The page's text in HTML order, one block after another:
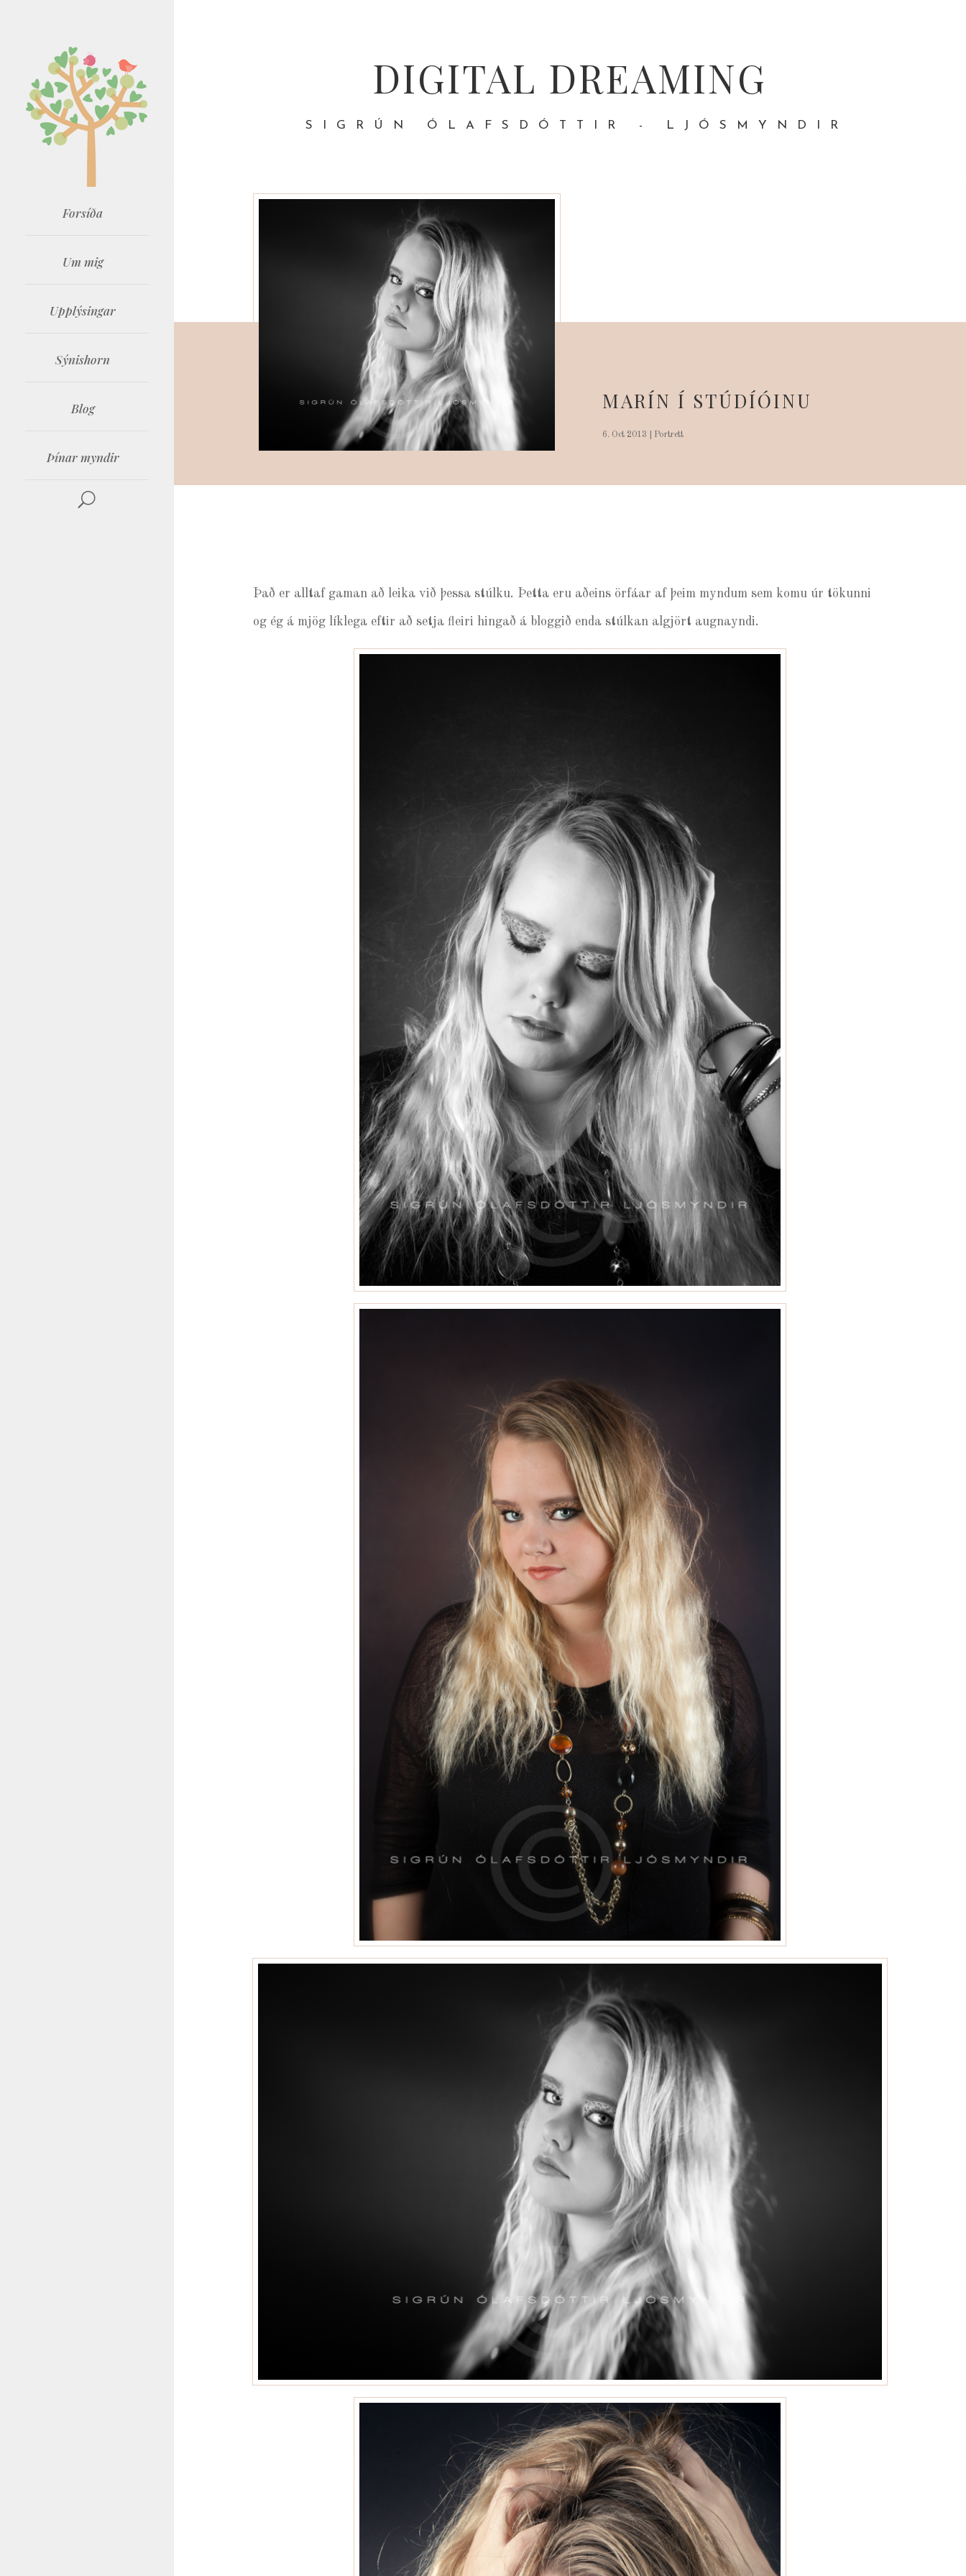
DIGITAL DREAMING
SIGRÚN ÓLAFSDÓTTIR - LJÓSMYNDIR
Forsíða
Um mig
Upplýsingar
Sýnishorn
Blog
Þínar myndir
MARÍN Í STÚDÍÓINU
6. Oct 2013 Portrett
Það er alltaf gaman að leika við þessa stúlku. Þetta eru aðeins örfáar af þeim myndum sem komu úr tökunni
og ég á mjög líklega eftir að setja fleiri hingað á bloggið enda stúlkan algjört augnayndi.